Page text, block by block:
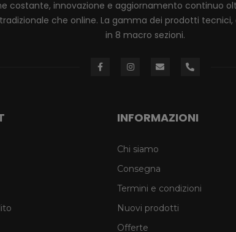
costante, innovazione e aggiornamento continuo
che online. La gamma dei prodotti
in 8 macro sezioni.
INFORMAZIONI
Chi siamo
Consegna
Termini e condizioni
Nuovi prodotti
Offerte